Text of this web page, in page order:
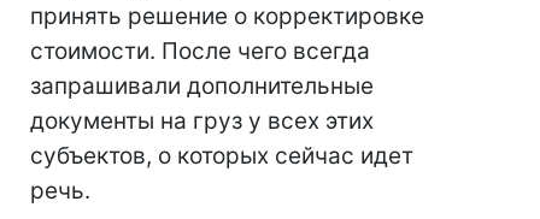
принять решение о корректировке
стоимости. После чего всегда
запрашивали дополнительные
документы на груз у всех этих
субъектов, о которых сейчас идет
речь.